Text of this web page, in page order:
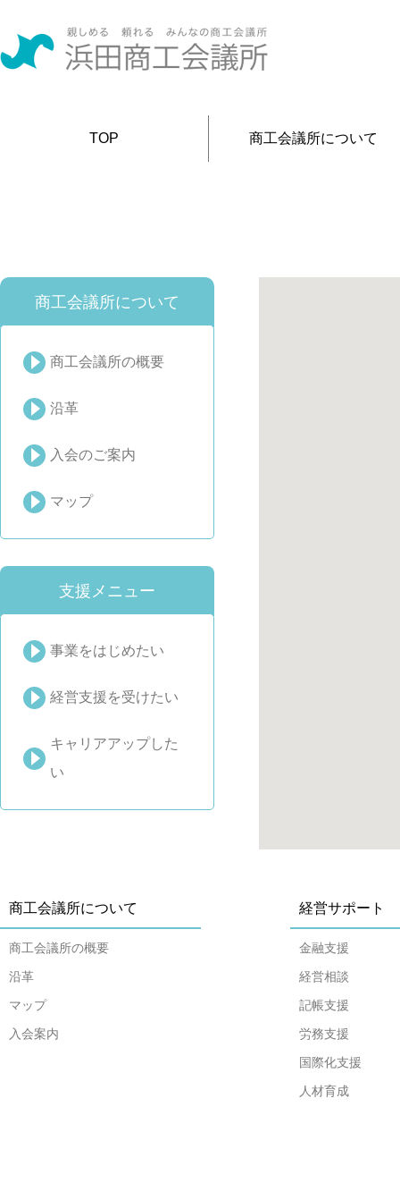
TOP 商工会議所について
商工会議所について
商工会議所の概要
沿革
入会のご案内
マップ
支援メニュー
事業をはじめたい
経営支援を受けたい
キャリアアップした
い
商工会議所について
商工会議所の概要
沿革
マップ
入会案内
経営サポート
金融支援
経営相談
記帳支援
労務支援
国際化支援
人材育成